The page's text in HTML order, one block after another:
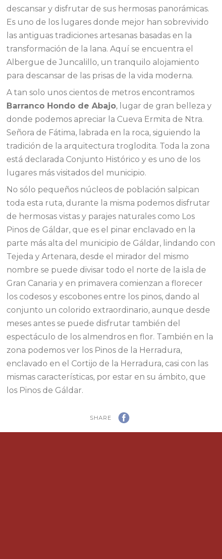
descansar y disfrutar de sus hermosas panorámicas.
Es uno de los lugares donde mejor han sobrevivido
las antiguas tradiciones artesanas basadas en la
transformación de la lana. Aquí se encuentra el
Albergue de Juncalillo, un tranquilo alojamiento
para descansar de las prisas de la vida moderna.
A tan solo unos cientos de metros encontramos
Barranco Hondo de Abajo, lugar de gran belleza y
donde podemos apreciar la Cueva Ermita de Ntra.
Señora de Fátima, labrada en la roca, siguiendo la
tradición de la arquitectura troglodita. Toda la zona
está declarada Conjunto Histórico y es uno de los
lugares más visitados del municipio.
No sólo pequeños núcleos de población salpican
toda esta ruta, durante la misma podemos disfrutar
de hermosas vistas y parajes naturales como Los
Pinos de Gáldar, que es el pinar enclavado en la
parte más alta del municipio de Gáldar, lindando con
Tejeda y Artenara, desde el mirador del mismo
nombre se puede divisar todo el norte de la isla de
Gran Canaria y en primavera comienzan a florecer
los codesos y escobones entre los pinos, dando al
conjunto un colorido extraordinario, aunque desde
meses antes se puede disfrutar también del
espectáculo de los almendros en flor. También en la
zona podemos ver los Pinos de la Herradura,
enclavado en el Cortijo de la Herradura, casi con las
mismas características, por estar en su ámbito, que
los Pinos de Gáldar.
SHARE